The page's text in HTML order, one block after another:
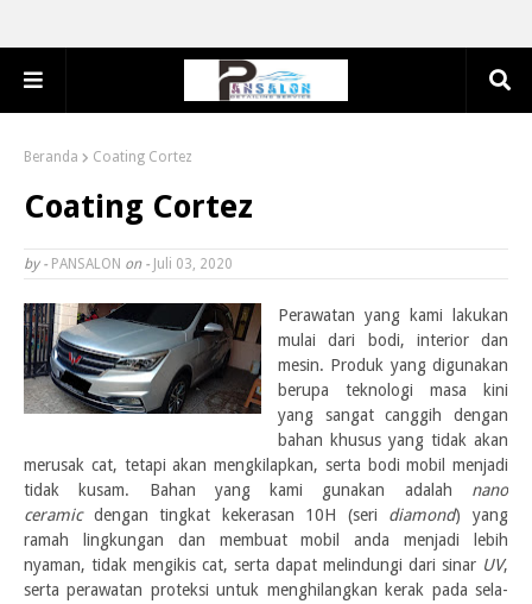
Beranda Coating Cortez
Coating Cortez
by - PANSALON on - Juli 03, 2020
Perawatan yang kami lakukan
mulai dari bodi, interior dan
mesin. Produk yang digunakan
berupa teknologi masa kini
yang sangat canggih dengan
bahan khusus yang tidak akan
merusak cat, tetapi akan mengkilapkan, serta bodi mobil menjadi
tidak kusam. Bahan yang kami gunakan adalah nano
ceramic dengan tingkat kekerasan 10H (seri diamond) yang
ramah lingkungan dan membuat mobil anda menjadi lebih
nyaman, tidak mengikis cat, serta dapat melindungi dari sinar UV,
serta perawatan proteksi untuk menghilangkan kerak pada sela-